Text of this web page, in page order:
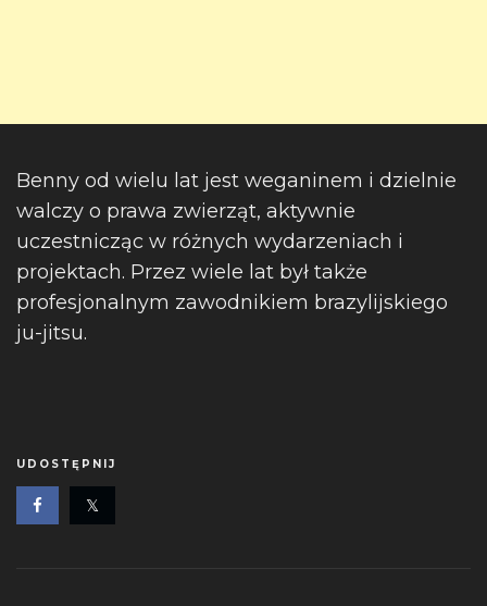
Benny od wielu lat jest weganinem i dzielnie
walczy o prawa zwierząt, aktywnie
uczestnicząc w różnych wydarzeniach i
projektach. Przez wiele lat był także
profesjonalnym zawodnikiem brazylijskiego
ju-jitsu.
UDOSTĘPNIJ